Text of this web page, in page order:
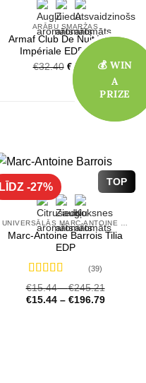
ARĀBU SMARŽAS
Armaf Club De Nuit White
Impériale EDP 30 ml
€32.40 Original
price
was:
€32.40.
€26.00 Current
price
is:
TOP
LĪDZ -27%
UNIVERSĀLĀS MARC-ANTOINE BARROIS SMARŽAS
Marc-Antoine Barrois Tilia
EDP
Novērtēts
ar4.72 no 5
(39)
€15.44–€245.21
€15.44– €196.79
💰 WIN
A
PRIZE
💰 WIN
A
PRIZE